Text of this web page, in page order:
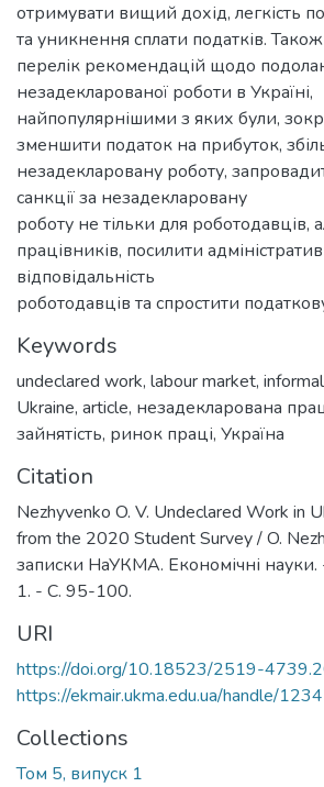
отримувати вищий дохід, легкість
та уникнення сплати податків.
перелік рекомендацій щодо
незадекларованої роботи в Україні,
найпопулярнішими з яких були,
зменшити податок на прибуток,
незадекларовану роботу,
санкції за незадекларовану
роботу не тільки для роботодавців,
працівників, посилити
відповідальність
роботодавців та спростити
Keywords
undeclared work, labour market,
Ukraine, article, незадекларована
зайнятість, ринок праці, Україна
Citation
Nezhyvenko O. V. Undeclared Work in
from the 2020 Student Survey / O.
записки НаУКМА. Економічні
1. - С. 95-100.
URI
https://doi.org/10.18523/2519-
https://ekmair.ukma.edu.ua/handle/
Collections
Том 5, випуск 1